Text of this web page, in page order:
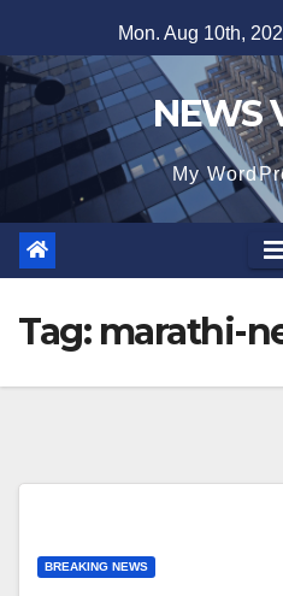
to
content
Mon. Aug 10th,
NEWS
My
Tag: marathi-
BREAKING NEWS